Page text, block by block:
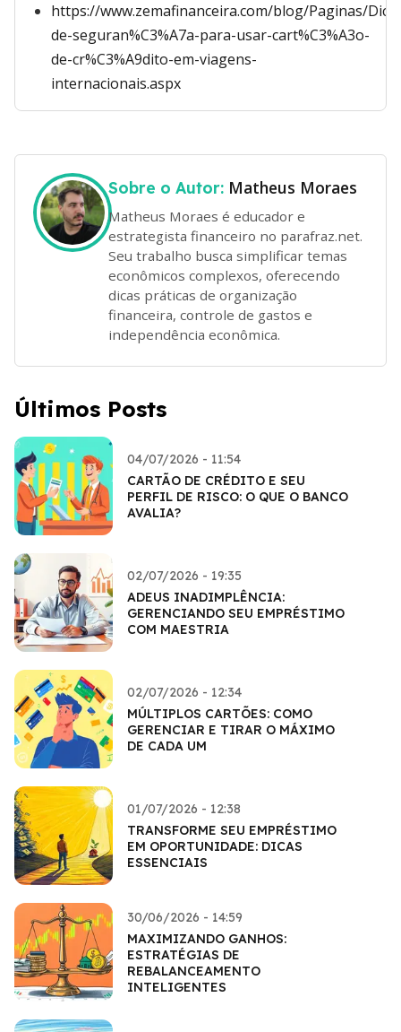
https://www.zemafinanceira.com/blog/Paginas/
de-seguran%C3%A7a-para-usar-cart%C3%A3o-
de-cr%C3%A9dito-em-viagens-
internacionais.aspx
Sobre o Autor: Matheus Moraes
Matheus Moraes é educador e
estrategista financeiro no parafraz.net.
Seu trabalho busca simplificar temas
econômicos complexos, oferecendo
dicas práticas de organização
financeira, controle de gastos e
independência econômica.
Últimos Posts
04/07/2026 - 11:54
CARTÃO DE CRÉDITO E SEU
PERFIL DE RISCO: O QUE O BANCO
AVALIA?
02/07/2026 - 19:35
ADEUS INADIMPLÊNCIA:
GERENCIANDO SEU EMPRÉSTIMO
COM MAESTRIA
02/07/2026 - 12:34
MÚLTIPLOS CARTÕES: COMO
GERENCIAR E TIRAR O MÁXIMO
DE CADA UM
01/07/2026 - 12:38
TRANSFORME SEU EMPRÉSTIMO
EM OPORTUNIDADE: DICAS
ESSENCIAIS
30/06/2026 - 14:59
MAXIMIZANDO GANHOS:
ESTRATÉGIAS DE
REBALANCEAMENTO
INTELIGENTES